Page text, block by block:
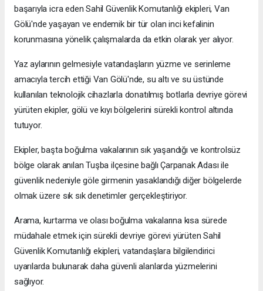
başarıyla icra eden Sahil Güvenlik Komutanlığı ekipleri, Van
Gölü'nde yaşayan ve endemik bir tür olan inci kefalinin
korunmasına yönelik çalışmalarda da etkin olarak yer alıyor.
Yaz aylarının gelmesiyle vatandaşların yüzme ve serinleme
amacıyla tercih ettiği Van Gölü'nde, su altı ve su üstünde
kullanılan teknolojik cihazlarla donatılmış botlarla devriye görevi
yürüten ekipler, gölü ve kıyı bölgelerini sürekli kontrol altında
tutuyor.
Ekipler, başta boğulma vakalarının sık yaşandığı ve kontrolsüz
bölge olarak anılan Tuşba ilçesine bağlı Çarpanak Adası ile
güvenlik nedeniyle göle girmenin yasaklandığı diğer bölgelerde
olmak üzere sık sık denetimler gerçekleştiriyor.
Arama, kurtarma ve olası boğulma vakalarına kısa sürede
müdahale etmek için sürekli devriye görevi yürüten Sahil
Güvenlik Komutanlığı ekipleri, vatandaşlara bilgilendirici
uyarılarda bulunarak daha güvenli alanlarda yüzmelerini
sağlıyor.